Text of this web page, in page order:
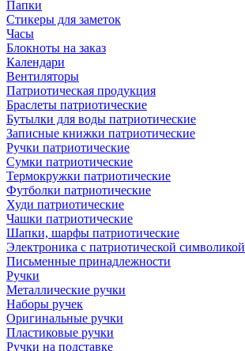
Папки
Стикеры для заметок
Часы
Блокноты на заказ
Календари
Вентиляторы
Патриотическая продукция
Браслеты патриотические
Бутылки для воды патриотические
Записные книжки патриотические
Ручки патриотические
Сумки патриотические
Термокружки патриотические
Футболки патриотические
Худи патриотические
Чашки патриотические
Шапки, шарфы патриотические
Электроника с патриотической символикой
Письменные принадлежности
Ручки
Металлические ручки
Наборы ручек
Оригинальные ручки
Пластиковые ручки
Ручки на подставке